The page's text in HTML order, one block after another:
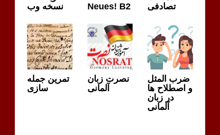
نسخه وب
Neues! B2
تصادفی
تمرین جمله
سازی
نصرت زبان
آلمانی
ضرب المثل
و اصطلاح ها
در زبان
آلمانی